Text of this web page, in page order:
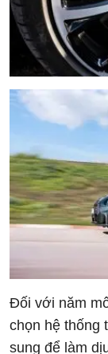
Đối với năm
chọn hệ thống
sung để làm